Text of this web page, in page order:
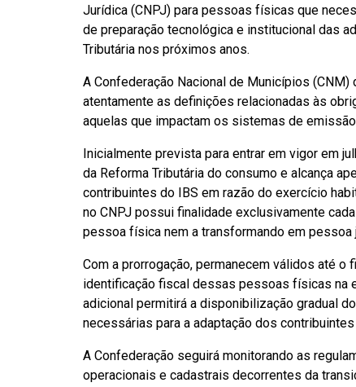
Jurídica (CNPJ) para pessoas físicas que
de preparação tecnológica e institucional das
Tributária nos próximos anos.
A Confederação Nacional de Municípios
atentamente as definições relacionadas às
aquelas que impactam os sistemas de
Inicialmente prevista para entrar em vigor em
da Reforma Tributária do consumo e alcança
contribuintes do IBS em razão do exercício
no CNPJ possui finalidade exclusivamente
pessoa física nem a transformando em pessoa
Com a prorrogação, permanecem válidos até
identificação fiscal dessas pessoas físicas na
adicional permitirá a disponibilização gradual
necessárias para a adaptação dos
A Confederação seguirá monitorando as
operacionais e cadastrais decorrentes da